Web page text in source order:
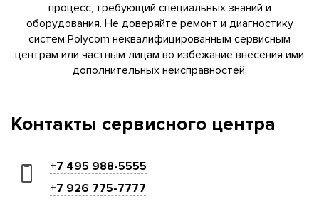
процесс, требующий специальных знаний и
оборудования. Не доверяйте ремонт и диагностику
систем Polycom неквалифицированным сервисным
центрам или частным лицам во избежание внесения ими
дополнительных неисправностей.
Контакты сервисного центра
+7 495 988-5555
+7 926 775-7777